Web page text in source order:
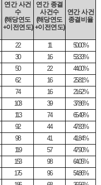
연간 사건
수
(해당연도
+이전연도)
연간 종결
사건수
(해당연도
+이전연도)
연간 사건
종결비율
22 11
50.00%
30 16
53.33%
50 22
44.00%
62 16
25.81%
74 16
21.62%
103 39
37.86%
113 74
65.49%
92 44
47.83%
98 41
41.84%
119 57
47.90%
153 98
64.05%
175 96
54.86%